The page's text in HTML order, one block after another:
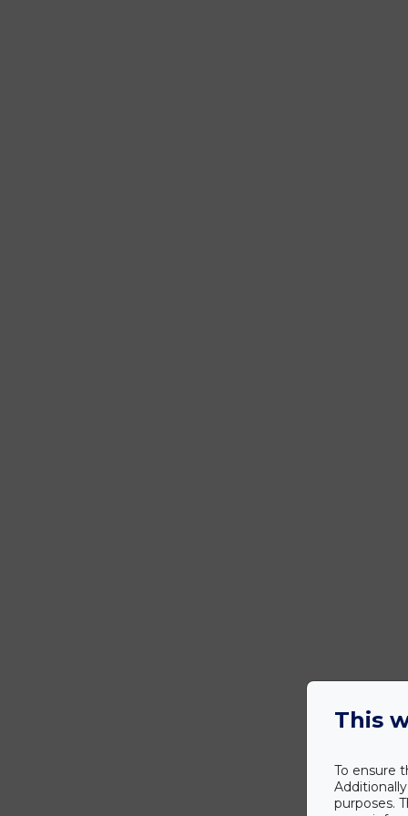
This
To ensure
purposes.